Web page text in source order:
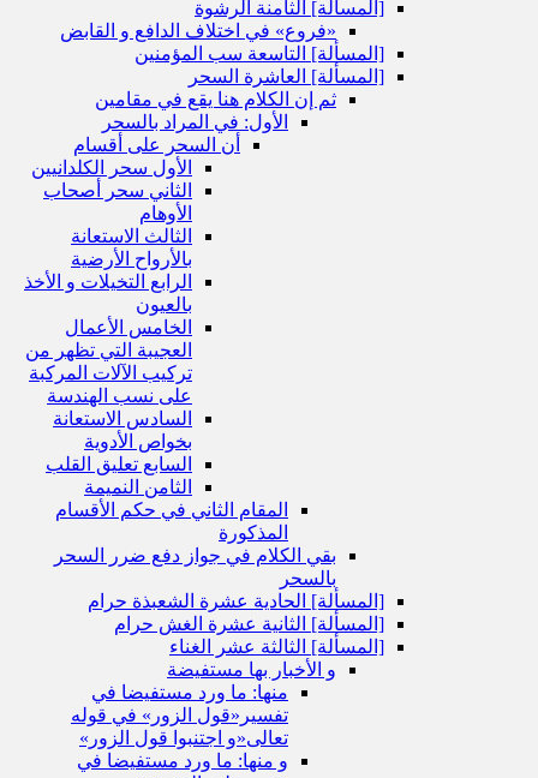
[المسألة] الثامنة الرشوة
«فروع» في اختلاف الدافع و القابض
[المسألة] التاسعة سب المؤمنين
[المسألة] العاشرة السحر
ثم إن الكلام هنا يقع في مقامين
الأول: في المراد بالسحر
أن السحر على أقسام
الأول سحر الكلدانيين
الثاني سحر أصحاب
الأوهام
الثالث الاستعانة
بالأرواح الأرضية
الرابع التخيلات و الأخذ
بالعيون
الخامس الأعمال
العجيبة التي تظهر من
تركيب الآلات المركبة
على نسب الهندسة
السادس الاستعانة
بخواص الأدوية
السابع تعليق القلب
الثامن النميمة
المقام الثاني في حكم الأقسام
المذكورة
بقي الكلام في جواز دفع ضرر السحر
بالسحر
[المسألة] الحادية عشرة الشعبذة حرام
[المسألة] الثانية عشرة الغش حرام
[المسألة] الثالثة عشر الغناء
و الأخبار بها مستفيضة
منها: ما ورد مستفيضا في
تفسير«قول الزور» في قوله
تعالى«و اجتنبوا قول الزور»
و منها: ما ورد مستفيضا في